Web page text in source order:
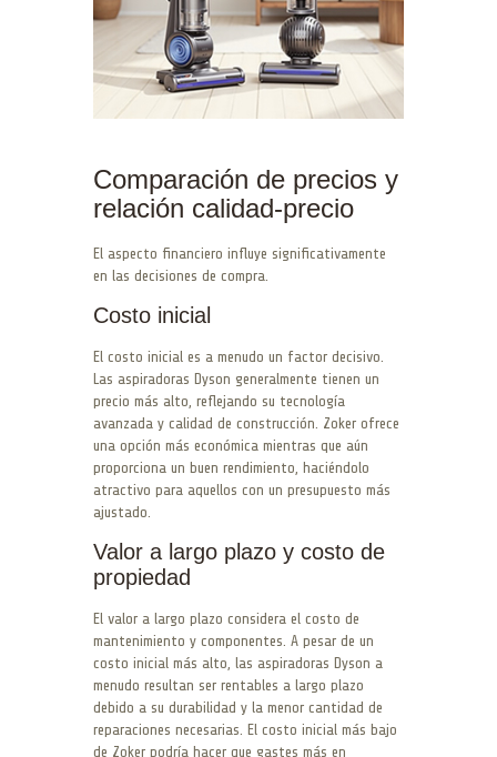
Comparación de precios y
relación calidad-precio
El aspecto financiero influye significativamente
en las decisiones de compra.
Costo inicial
El costo inicial es a menudo un factor decisivo.
Las aspiradoras Dyson generalmente tienen un
precio más alto, reflejando su tecnología
avanzada y calidad de construcción. Zoker ofrece
una opción más económica mientras que aún
proporciona un buen rendimiento, haciéndolo
atractivo para aquellos con un presupuesto más
ajustado.
Valor a largo plazo y costo de
propiedad
El valor a largo plazo considera el costo de
mantenimiento y componentes. A pesar de un
costo inicial más alto, las aspiradoras Dyson a
menudo resultan ser rentables a largo plazo
debido a su durabilidad y la menor cantidad de
reparaciones necesarias. El costo inicial más bajo
de Zoker podría hacer que gastes más en